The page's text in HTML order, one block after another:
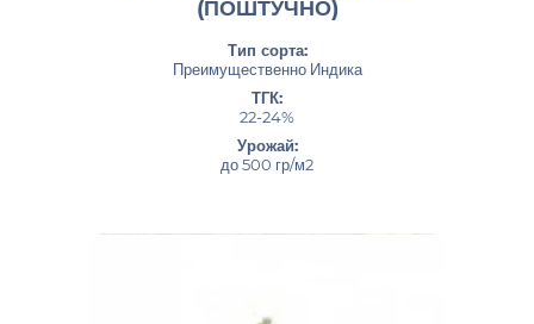
(ПОШТУЧНО)
Тип сорта:
Преимущественно Индика
ТГК:
22-24%
Урожай:
до 500 гр/м2